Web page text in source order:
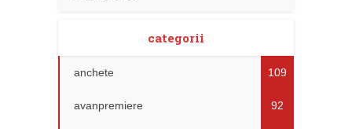
categorii
anchete 109
avanpremiere 92